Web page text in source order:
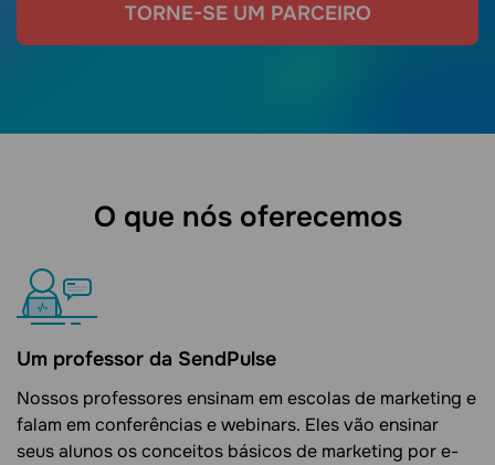
TORNE-SE UM PARCEIRO
O que nós oferecemos
Um professor da SendPulse
Nossos professores ensinam em escolas de marketing e
falam em conferências e webinars. Eles vão ensinar
seus alunos os conceitos básicos de marketing por e-